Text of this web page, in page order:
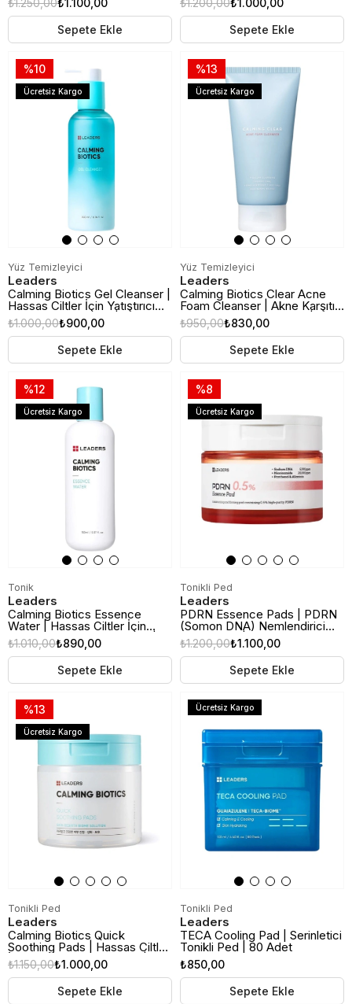
Sepete Ekle
Sepete Ekle
Yüz Temizleyici
Leaders
Calming Biotics Gel Cleanser |
Hassas Ciltler İçin Yatıştırıcı
Yüz Temizleme Jeli | 200ml
₺900,00
₺1.000,00
Sepete Ekle
%10
Ücretsiz Kargo
Yüz Temizleyici
Leaders
Calming Biotics Clear Acne
Foam Cleanser | Akne Karşıtı
Yüz Temizleme Köpüğü |
150ml ₺830,00
₺950,00
Sepete Ekle
%13
Ücretsiz Kargo
Tonik
Leaders
Calming Biotics Essence
Water | Hassas Ciltler İçin
Yatıştırıcı Tonik & Essence |
150ml ₺890,00
₺1.010,00
Sepete Ekle
%12
Ücretsiz Kargo
Tonikli Ped
Leaders
PDRN Essence Pads | PDRN
(Somon DNA) Nemlendirici
Tonikli Ped | 70 Adet
₺1.100,00
₺1.200,00
Sepete Ekle
%8
Ücretsiz Kargo
Tonikli Ped
Leaders
Calming Biotics Quick
Soothing Pads | Hassas Ciltler
İçin Yatıştırıcı Tonikli Ped | 80
Adet ₺1.000,00
₺1.150,00
Sepete Ekle
%13
Ücretsiz Kargo
Tonikli Ped
Leaders
TECA Cooling Pad | Serinletici
Tonikli Ped | 80 Adet
₺850,00
Sepete Ekle
Ücretsiz Kargo